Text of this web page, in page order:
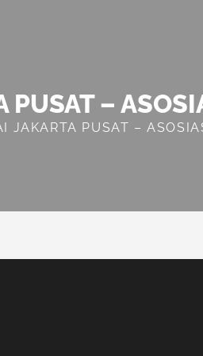
PUSAT –
JAKARTA PUSAT –